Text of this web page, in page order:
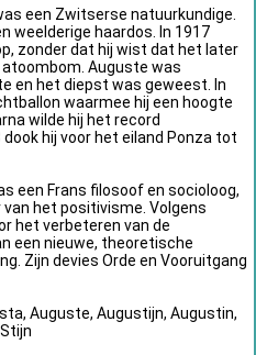
een Zwitserse natuurkundige.
weelderige haardos. In 1917
zonder dat hij wist dat het later
Auguste was
en het diepst was geweest. In
waarmee hij een hoogte
wilde hij het record
hij voor het eiland Ponza tot
een Frans filosoof en socioloog,
het positivisme. Volgens
het verbeteren van de
een nieuwe, theoretische
Zijn devies Orde en Vooruitgang
Auguste, Augustijn, Augustin,